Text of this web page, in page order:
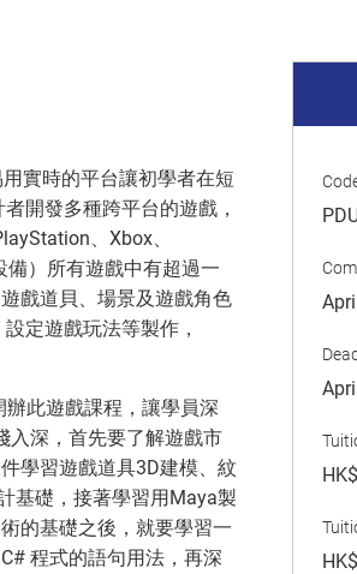
實時的平台讓初學者在短
開發多種跨平台的遊戲，
、Xbox、
）所有遊戲中有超過一
戲道貝、場景及遊戲角色
定遊戲玩法等製作，
此遊戲課程，讓學員深
入深，首先要了解遊戲市
學習遊戲道具3D建模、紋
基礎，接著學習用Maya製
的基礎之後，就要學習一
程式的語句用法，再深